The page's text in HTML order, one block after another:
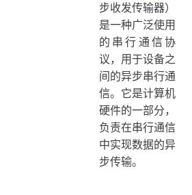
硬件连接
配置UART参数
实现数据通信
示例代码
注意事项
使用UART的优点
总结
步收发传输器）
是一种广泛使用
的串行通信协
议，用于设备之
间的异步串行通
信。它是计算机
硬件的一部分，
负责在串行通信
中实现数据的异
步传输。